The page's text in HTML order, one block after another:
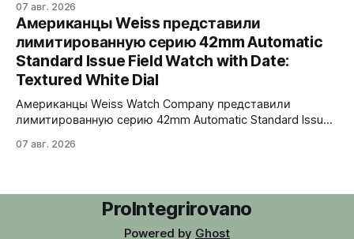
у TSC-40BKBKYE жёлтые акценты на чёрном
циферблате, у TSC-40BKYE - полностью жёлтый
циферблат. Логотип Knot также выполнен в жёлтом
цвете. Часы продаются в комплекте с силиконовым
ремешком.
07 авг. 2026
Американцы Weiss представили
лимитированную серию 42mm Automatic
Standard Issue Field Watch with Date:
Textured White Dial
Американцы Weiss Watch Company представили
лимитированную серию 42mm Automatic Standard Issue
честь пяти лет работы бренда в Нэшвилле вручную
часовая, минутная и секундная стрелки, подсветка
BGW9 Superluminova. Фирменная оранжевая
07 авг. 2026
ProIntegrirovano
Powered by Ghost